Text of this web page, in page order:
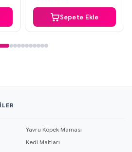
Sepete Ekle
Yavru Köpek Maması
Kedi Maltları